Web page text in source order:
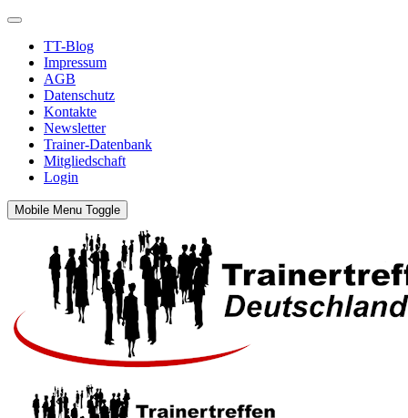
TT-Blog
Impressum
AGB
Datenschutz
Kontakte
Newsletter
Trainer-Datenbank
Mitgliedschaft
Login
Mobile Menu Toggle